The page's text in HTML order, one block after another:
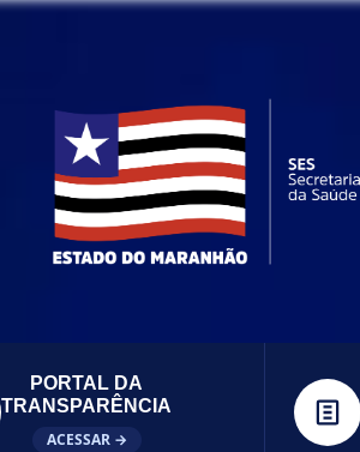
PORTAL DA
TRANSPARÊNCIA
ACESSAR →